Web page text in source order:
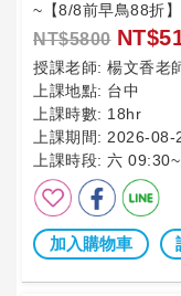
~【8/8前早鳥88折
NT$5800
授課老師: 楊文香老
上課地點: 台中
上課時數: 18hr
上課期間: 2026-08-
上課時段: 六
加入購物車